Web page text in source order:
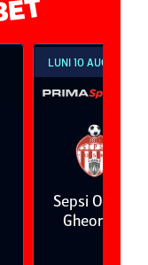
LUNI 10 AUG, 21:30
Sepsi OSK Sf
Gheorghe